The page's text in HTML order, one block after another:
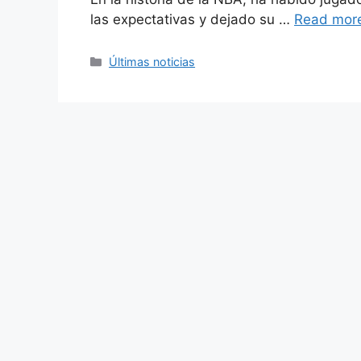
las expectativas y dejado su … Read
Categories
Últimas noticias